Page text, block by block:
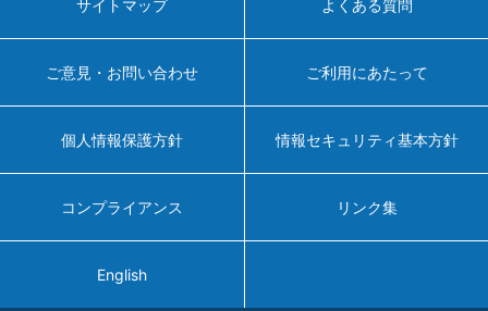
サイトマップ よくある質問
ご意見・お問い合わせ ご利用にあたって
個人情報保護方針 情報セキュリティ基本方針
コンプライアンス リンク集
English